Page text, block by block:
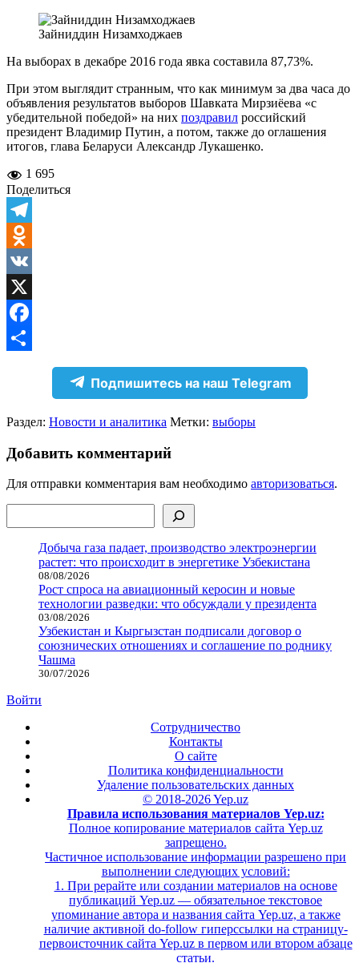
Зайниддин Низамходжаев
На выборах в декабре 2016 года явка составила 87,73%.
При этом выглядит странным, что как минимум за два часа до
объявления результатов выборов Шавката Мирзиёева «с
убедительной победой» на них поздравил российский
президент Владимир Путин, а потом, также до оглашения
итогов, глава Беларуси Александр Лукашенко.
1 695
Поделиться
Telegram
Odnoklassniki
VK
X
Facebook
Подпишитесь на наш Telegram
Раздел: Новости и аналитика Метки: выборы
Добавить комментарий
Для отправки комментария вам необходимо авторизоваться.
Добыча газа падает, производство электроэнергии
растет: что происходит в энергетике Узбекистана
08/08/2026
Рост спроса на авиационный керосин и новые
технологии разведки: что обсуждали у президента
03/08/2026
Узбекистан и Кыргызстан подписали договор о
союзнических отношениях и соглашение по роднику
Чашма
30/07/2026
Войти
Сотрудничество
Контакты
О сайте
Политика конфиденциальности
Удаление пользовательских данных
© 2018-2026 Yep.uz
Правила использования материалов Yep.uz:
Полное копирование материалов сайта Yep.uz
запрещено.
Частичное использование информации разрешено при
выполнении следующих условий:
1. При рерайте или создании материалов на основе
публикаций Yep.uz — обязательное текстовое
упоминание автора и названия сайта Yep.uz, а также
наличие активной do-follow гиперссылки на страницу-
первоисточник сайта Yep.uz в первом или втором абзаце
статьи.